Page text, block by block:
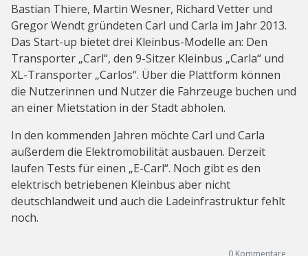
Bastian Thiere, Martin Wesner, Richard Vetter und
Gregor Wendt gründeten Carl und Carla im Jahr 2013.
Das Start-up bietet drei Kleinbus-Modelle an: Den
Transporter „Carl“, den 9-Sitzer Kleinbus „Carla“ und
XL-Transporter „Carlos“. Über die Plattform können
die Nutzerinnen und Nutzer die Fahrzeuge buchen und
an einer Mietstation in der Stadt abholen.
In den kommenden Jahren möchte Carl und Carla
außerdem die Elektromobilität ausbauen. Derzeit
laufen Tests für einen „E-Carl“. Noch gibt es den
elektrisch betriebenen Kleinbus aber nicht
deutschlandweit und auch die Ladeinfrastruktur fehlt
noch.
0 Kommentare